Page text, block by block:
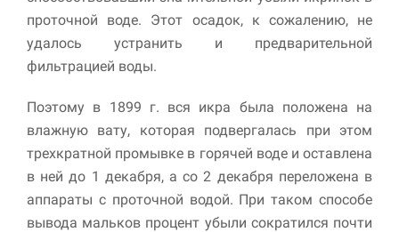
проточной воде. Этот осадок, к сожалению, не
удалось устранить и предварительной
фильтрацией воды.
Поэтому в 1899 г. вся икра была положена на
влажную вату, которая подвергалась при этом
трехкратной промывке в горячей воде и оставлена
в ней до 1 декабря, а со 2 декабря переложена в
аппараты с проточной водой. При таком способе
вывода мальков процент убыли сократился почти